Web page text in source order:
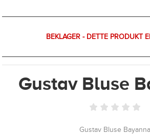
BEKLAGER - DETTE PRODUKT
Gustav Bluse
Gustav Bluse Bayanna